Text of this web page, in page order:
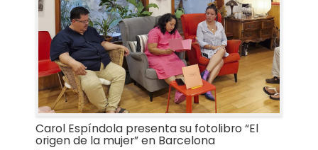
Carol Espíndola presenta su fotolibro “El
origen de la mujer” en Barcelona